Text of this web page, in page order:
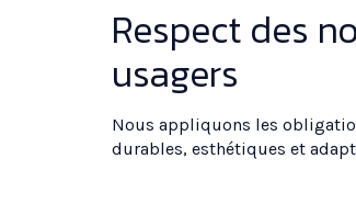
Respect des
usagers
Nous appliquons les
durables, esthétiques et